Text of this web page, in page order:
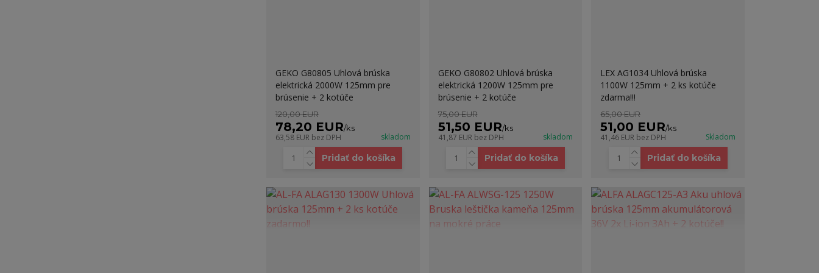
GEKO G80805 Uhlová brúska
elektrická 2000W 125mm pre
brúsenie + 2 kotúče
120,00 EUR
78,20 EUR/ks
63,58 EUR bez DPH skladom
Pridať do košíka
GEKO G80802 Uhlová brúska
elektrická 1200W 125mm pre
brúsenie + 2 kotúče
75,00 EUR
51,50 EUR/ks
41,87 EUR bez DPH skladom
Pridať do košíka
LEX AG1034 Uhlová brúska
1100W 125mm + 2 ks kotúče
zdarma!!!
65,00 EUR
51,00 EUR/ks
41,46 EUR bez DPH Skladom
Pridať do košíka